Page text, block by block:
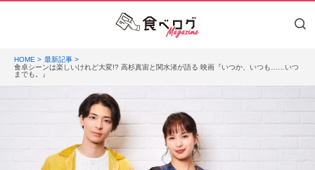
HOME
最新記事
食卓シーンは楽しいけれど大変!? 高杉真宙と関水渚が語る 映画『いつか、いつも……いつ
までも。』